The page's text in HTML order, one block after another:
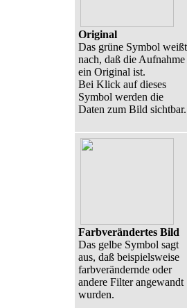
Original
Das grüne Symbol weißt
nach, daß die Aufnahme
ein Original ist.
Bei Klick auf dieses
Symbol werden die
Daten zum Bild sichtbar.
Farbverändertes Bild
Das gelbe Symbol sagt
aus, daß beispielsweise
farbverändernde oder
andere Filter angewandt
wurden.